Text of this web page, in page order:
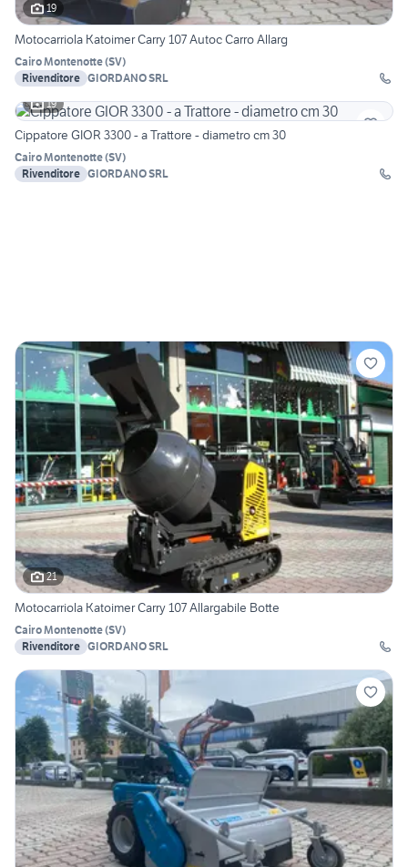
19
Motocarriola Katoimer Carry 107 Autoc Carro Allarg
Cairo Montenotte(SV)
Rivenditore GIORDANO SRL
19
Cippatore GIOR 3300 - a Trattore - diametro cm 30
Cairo Montenotte(SV)
Rivenditore GIORDANO SRL
21
Motocarriola Katoimer Carry 107 Allargabile Botte
Cairo Montenotte(SV)
Rivenditore GIORDANO SRL